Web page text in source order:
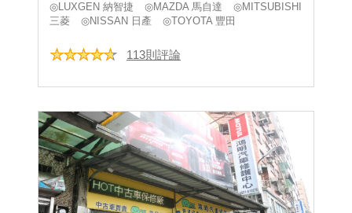
◎LUXGEN 納智捷
◎MAZDA 馬自達
◎MITSUBISHI
三菱
◎NISSAN 日產 ◎TOYOTA 豐田
113則評論